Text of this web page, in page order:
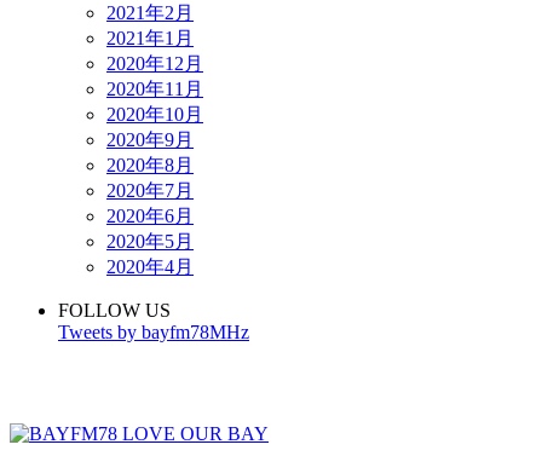
2021年2月
2021年1月
2020年12月
2020年11月
2020年10月
2020年9月
2020年8月
2020年7月
2020年6月
2020年5月
2020年4月
FOLLOW US
Tweets by bayfm78MHz